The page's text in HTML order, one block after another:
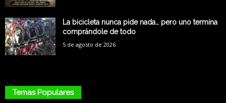
La bicicleta nunca pide nada… pero uno termina
comprándole de todo
5 de agosto de 2026
Temas Populares